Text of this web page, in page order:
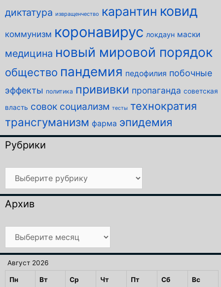
диктатура извращенчество карантин ковид
коммунизм коронавирус локдаун маски
медицина новый мировой порядок
общество пандемия педофилия побочные
эффекты политика прививки пропаганда советская
власть совок социализм тесты технократия
трансгуманизм фарма эпидемия
Рубрики
Архив
Август 2026
Пн Вт Ср Чт Пт Сб Вс